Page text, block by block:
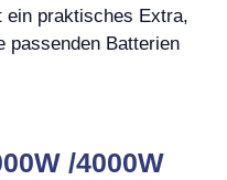
ein praktisches Extra,
passenden Batterien
/4000W